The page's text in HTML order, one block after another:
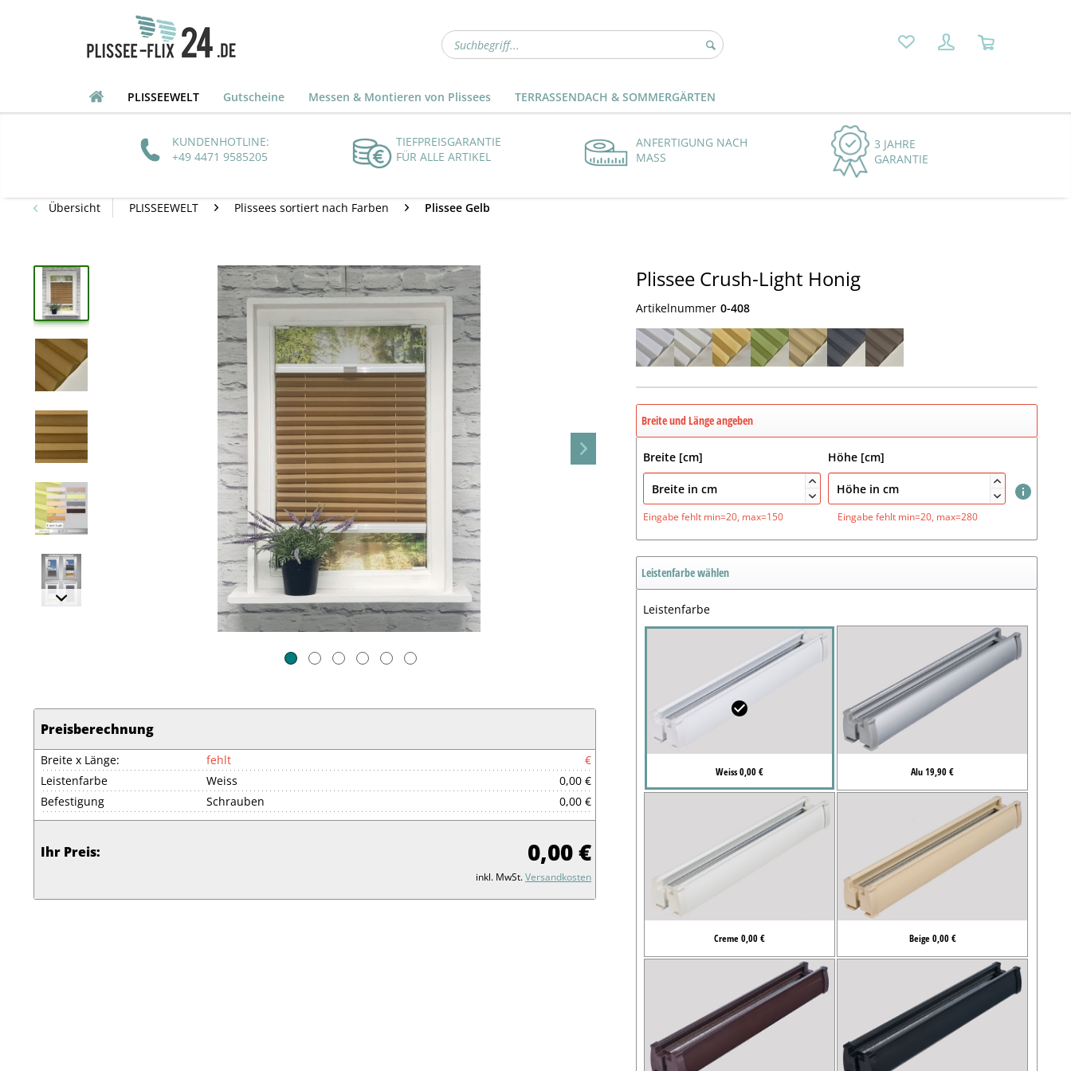
PLISSEEWELT Gutscheine Messen & Montieren von Plissees TERRASSENDACH & SOMMERGÄRTEN
KUNDENHOTLINE:
+49 4471 9585205
TIEFPREISGARANTIE
FÜR ALLE ARTIKEL
ANFERTIGUNG NACH
MASS
3 JAHRE
GARANTIE
Übersicht PLISSEEWELT Plissees sortiert nach Farben Plissee Gelb
Preisberechnung
Breite x Länge: fehlt
€
Leistenfarbe
Weiss
0,00 €
Befestigung
Schrauben 0,00 €
Ihr Preis: 0,00 €
inkl. MwSt.Versandkosten
Plissee Crush-Light Honig
Artikelnummer 0-408
Breite und Länge angeben
Breite [cm]


Höhe [cm]


Eingabe fehlt min=20, max=150 Eingabe fehlt min=20, max=280
Leistenfarbe wählen
Leistenfarbe
Weiss 0,00 € Alu 19,90 €
Creme 0,00 € Beige 0,00 €